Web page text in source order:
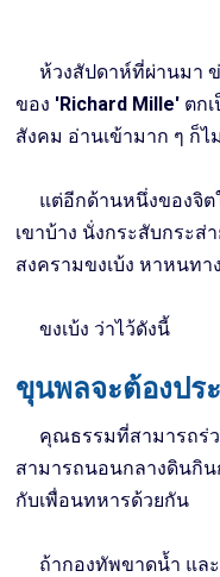
ห้วงสัปดาห์ที่ผ่านมา
ของ 'Richard Mille' ตก
สังคม อ่านเข้ามาก ๆ ก็ไ
แต่อีกด้านหนึ่งของจิต
เขาบ้าง นั่งกระสับกระส่
สงครามขงเบ้ง หาหนทา
ขงเบ้ง ว่าไว้ดังนี้
ขุนพลจะต้องปร
คุณธรรมที่สามารถร่ว
สามารถนอนกลางดินกิน
กับเพื่อนทหารด้วยกัน
ถ้ากองทัพขาดน้ำ แล